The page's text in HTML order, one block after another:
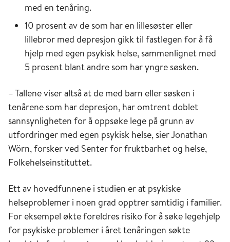
med en tenåring.
10 prosent av de som har en lillesøster eller
lillebror med depresjon gikk til fastlegen for å få
hjelp med egen psykisk helse, sammenlignet med
5 prosent blant andre som har yngre søsken.
– Tallene viser altså at de med barn eller søsken i
tenårene som har depresjon, har omtrent doblet
sannsynligheten for å oppsøke lege på grunn av
utfordringer med egen psykisk helse, sier Jonathan
Wörn, forsker ved Senter for fruktbarhet og helse,
Folkehelseinstituttet.
Ett av hovedfunnene i studien er at psykiske
helseproblemer i noen grad opptrer samtidig i familier.
For eksempel økte foreldres risiko for å søke legehjelp
for psykiske problemer i året tenåringen søkte